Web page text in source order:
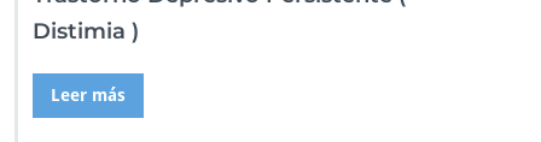
Distimia )
Leer más